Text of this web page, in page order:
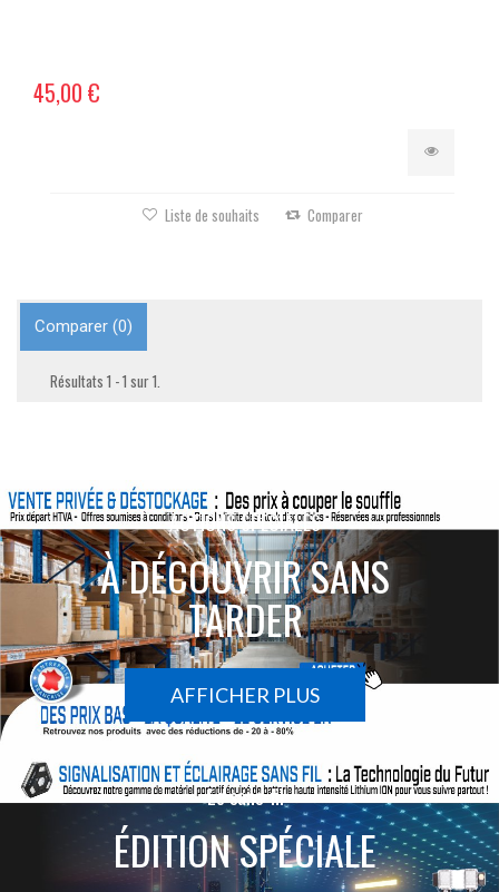
45,00 €
Liste de souhaits Comparer
Comparer (0)
Résultats 1 - 1 sur 1.
ACTIONS SPÉCIALES
À DÉCOUVRIR SANS
TARDER
AFFICHER PLUS
Le sans-fil
ÉDITION SPÉCIALE